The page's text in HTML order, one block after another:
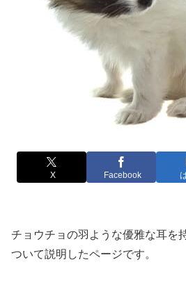
X Facebook
チョウチョの羽ような優雅な耳を
ついて説明したページです。